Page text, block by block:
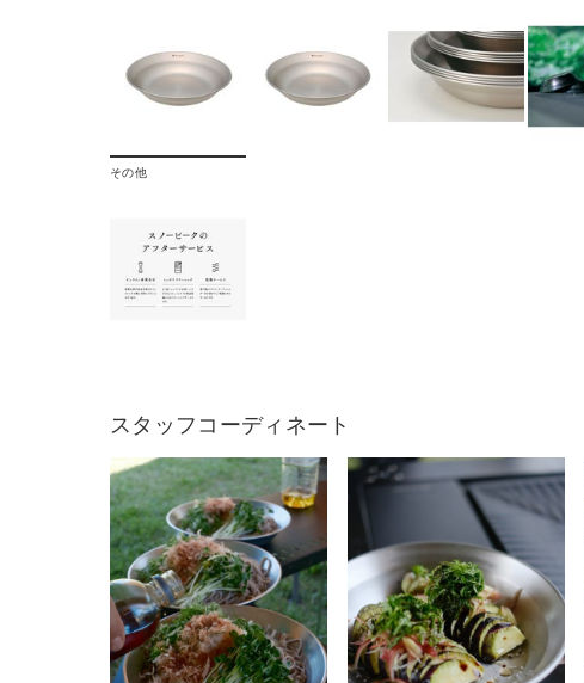
その他
スタッフコーディネート